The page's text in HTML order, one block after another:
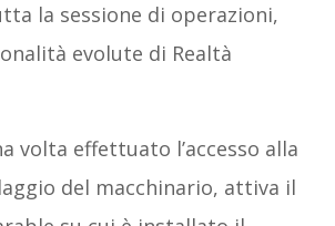
la sessione di operazioni,
evolute di Realtà
volta effettuato l’accesso alla
del macchinario, attiva il